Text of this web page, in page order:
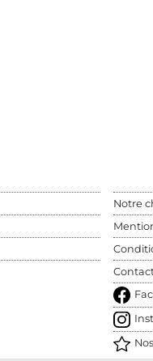
Notre